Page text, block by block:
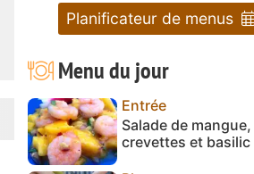
Planificateur de menus
Menu du jour
Entrée
Salade de mangue,
crevettes et basilic